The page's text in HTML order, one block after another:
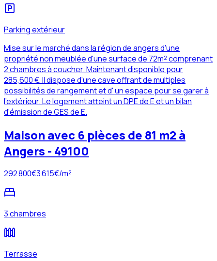
Parking extérieur
Mise sur le marché dans la région de angers d'une
propriété non meublée d'une surface de 72m² comprenant
2 chambres à coucher. Maintenant disponible pour
285,600 €. Il dispose d'une cave offrant de multiples
possibilités de rangement et d' un espace pour se garer à
l'extérieur. Le logement atteint un DPE de E et un bilan
d'émission de GES de E.
Maison avec 6 pièces de 81 m2 à
Angers - 49100
292 800€3 615€/m²
3 chambres
Terrasse